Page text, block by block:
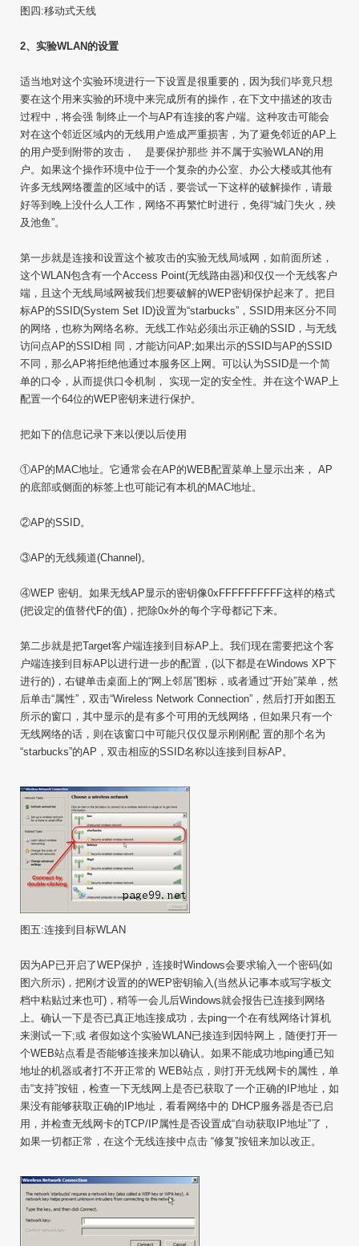
图四:移动式天线
2、实验WLAN的设置
适当地对这个实验环境进行一下设置是很重要的，因为我们毕竟只想
要在这个用来实验的环境中来完成所有的操作，在下文中描述的攻击
过程中，将会强 制终止一个与AP有连接的客户端。这种攻击可能会
对在这个邻近区域内的无线用户造成严重损害，为了避免邻近的AP上
的用户受到附带的攻击， 是要保护那些 并不属于实验WLAN的用
户。如果这个操作环境中位于一个复杂的办公室、办公大楼或其他有
许多无线网络覆盖的区域中的话，要尝试一下这样的破解操作，请最
好等到晚上没什么人工作，网络不再繁忙时进行，免得“城门失火，殃
及池鱼”。
第一步就是连接和设置这个被攻击的实验无线局域网，如前面所述，
这个WLAN包含有一个Access Point(无线路由器)和仅仅一个无线客户
端，且这个无线局域网被我们想要破解的WEP密钥保护起来了。把目
标AP的SSID(System Set ID)设置为“starbucks”，SSID用来区分不同
的网络，也称为网络名称。无线工作站必须出示正确的SSID，与无线
访问点AP的SSID相 同，才能访问AP;如果出示的SSID与AP的SSID
不同，那么AP将拒绝他通过本服务区上网。可以认为SSID是一个简
单的口令，从而提供口令机制， 实现一定的安全性。并在这个WAP上
配置一个64位的WEP密钥来进行保护。
把如下的信息记录下来以便以后使用
①AP的MAC地址。它通常会在AP的WEB配置菜单上显示出来， AP
的底部或侧面的标签上也可能记有本机的MAC地址。
②AP的SSID。
③AP的无线频道(Channel)。
④WEP 密钥。如果无线AP显示的密钥像0xFFFFFFFFFF这样的格式
(把设定的值替代F的值)，把除0x外的每个字母都记下来。
第二步就是把Target客户端连接到目标AP上。我们现在需要把这个客
户端连接到目标AP以进行进一步的配置，(以下都是在Windows XP下
进行的)，右键单击桌面上的“网上邻居”图标，或者通过“开始”菜单，然
后单击“属性”，双击“Wireless Network Connection”，然后打开如图五
所示的窗口，其中显示的是有多个可用的无线网络，但如果只有一个
无线网络的话，则在该窗口中可能只仅仅显示刚刚配 置的那个名为
“starbucks”的AP，双击相应的SSID名称以连接到目标AP。
图五:连接到目标WLAN
因为AP已开启了WEP保护，连接时Windows会要求输入一个密码(如
图六所示)，把刚才设置的的WEP密钥输入(当然从记事本或写字板文
档中粘贴过来也可)，稍等一会儿后Windows就会报告已连接到网络
上。确认一下是否已真正地连接成功，去ping一个在有线网络计算机
来测试一下;或 者假如这个实验WLAN已接连到因特网上，随便打开一
个WEB站点看是否能够连接来加以确认。如果不能成功地ping通已知
地址的机器或者打不开正常的 WEB站点，则打开无线网卡的属性，单
击“支持”按钮，检查一下无线网上是否已获取了一个正确的IP地址，如
果没有能够获取正确的IP地址，看看网络中的 DHCP服务器是否已启
用，并检查无线网卡的TCP/IP属性是否设置成“自动获取IP地址”了，
如果一切都正常，在这个无线连接中点击 “修复”按钮来加以改正。